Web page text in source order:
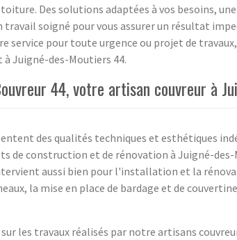
Des solutions adaptées à vos besoins,
soigné pour vous assurer un résultat
service pour toute urgence ou projet de
Juigné-des-Moutiers 44.
44, votre artisan couvreur à
des qualités techniques et esthétiques
de construction et de rénovation à Juigné-
aussi bien pour l'installation et la
la mise en place de bardage et de
les travaux réalisés par notre artisans